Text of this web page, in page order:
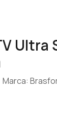
Ultra
Marca: